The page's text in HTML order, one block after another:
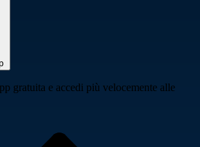
gratuita e accedi più velocemente alle